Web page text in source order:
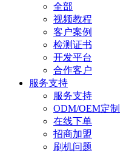
全部
视频教程
客户案例
检测证书
开发平台
合作客户
服务支持
服务支持
ODM/OEM定制
在线下单
招商加盟
刷机问题